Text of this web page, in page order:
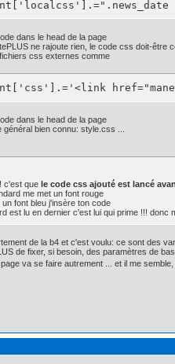
1px;
1;
12px 0 14px 0;
0px -1px 1px rgba(0, 0,
-webkit-gradient(linear,
color-stop(0, rgba(50,
color-stop(0.5, rgba(30,
color-stop(0.5, rgba(20,
rgba(0, 0, 0, 0.9) 0%,
rgba(20, 20, 20, 0.9) 50%,
rgba(30, 30, 30, 0.9) 50%,
rgba(50, 50, 50, 0.9)
4px;
radius: 4px;
shadow: inset 1px 1px
shadow: inset 1px 1px 1px
1;
dans le head de la page
ne rajoute rien, le code css doit-être
css externes comme
dans le head de la page
bien connu: style.css ...
c'est que le code css ajouté est lancé
me met un font rouge
font bleu j'insère ton code
est lu en dernier c'est lui qui prime !!! donc
de la b4 et c'est voulu: ce sont des
de fixer, si besoin, des paramètres de
va se faire autrement ... et il me